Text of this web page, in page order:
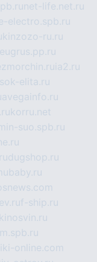
net-life.net.ru
electro.spb.ru
kinzozo-ru.ru
eugrus.pp.ru
ia2.ru
elita.ru
avegainfo.ru
korru.net
suo.spb.ru
dugshop.ru
f-ship.ru
kinosvin.ru
online.com